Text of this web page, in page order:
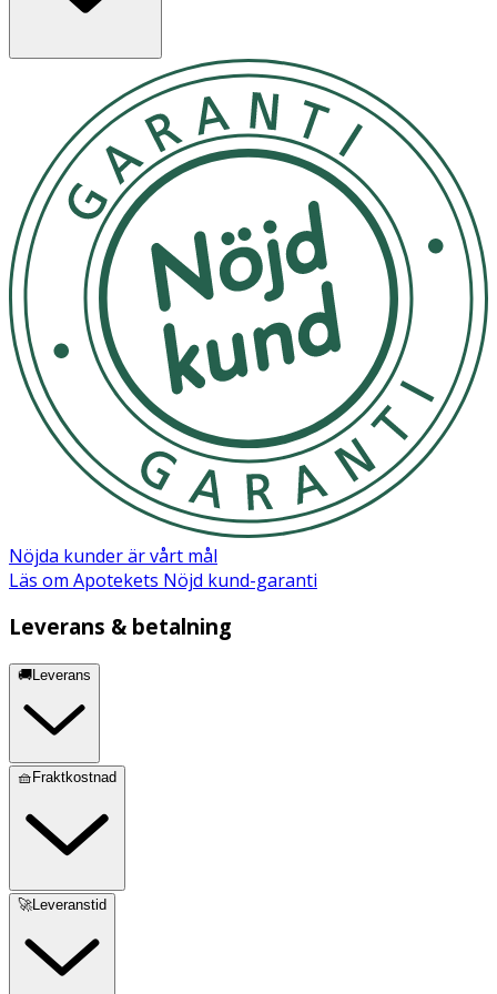
Nöjda kunder är vårt mål
Läs om Apotekets Nöjd kund-garanti
Leverans & betalning
🚚Leverans
🧺Fraktkostnad
🚀Leveranstid